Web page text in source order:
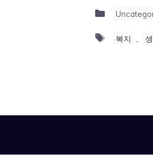
Tags
복지